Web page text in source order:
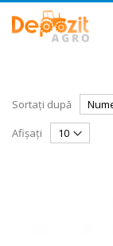
Mergeți
la
Conținut
Sortați după
Afișați